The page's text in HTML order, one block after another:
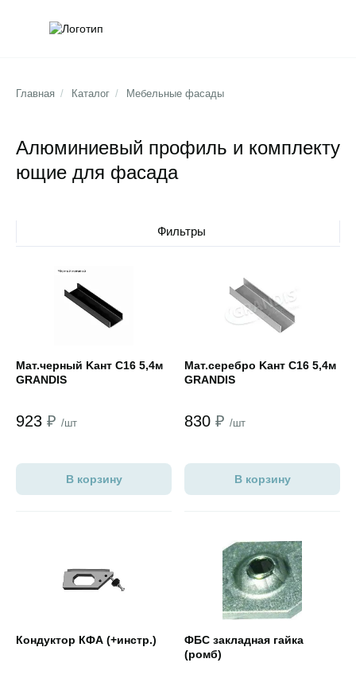
Главная / Каталог / Мебельные фасады
Алюминиевый профиль и комплекту
ющие для фасада
Фильтры
Мат.черный Kант С16 5,4м
GRANDIS
923 ₽ /шт
Открыть товар
В корзину
Мат.cеребро Kант С16 5,4м
GRANDIS
830 ₽ /шт
В корзину
Кондуктор КФА (+инстр.)
ФБС закладная гайка
(ромб)
Открыть товар